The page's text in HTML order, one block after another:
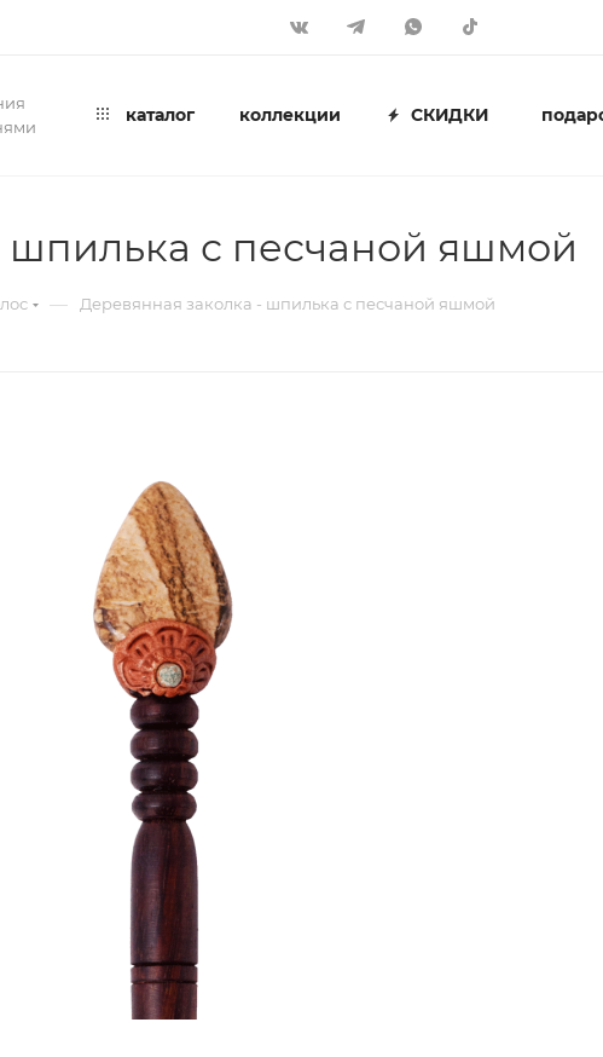
каталог коллекции СКИДКИ
шпилька с песчаной яшмой
— Деревянная заколка - шпилька с песчаной яшмой